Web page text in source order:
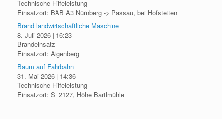
Technische Hilfeleistung
Einsatzort: BAB A3 Nürnberg -> Passau, bei Hofstetten
Brand landwirtschaftliche Maschine
8. Juli 2026 | 16:23
Brandeinsatz
Einsatzort: Aigenberg
Baum auf Fahrbahn
31. Mai 2026 | 14:36
Technische Hilfeleistung
Einsatzort: St 2127, Höhe Bartlmühle